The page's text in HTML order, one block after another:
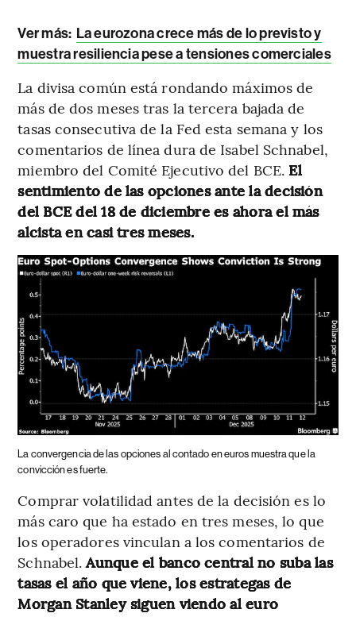
Ver más: La eurozona crece más de lo previsto y
muestra resiliencia pese a tensiones comerciales
La divisa común está rondando máximos de
más de dos meses tras la tercera bajada de
tasas consecutiva de la Fed esta semana y los
comentarios de línea dura de Isabel Schnabel,
miembro del Comité Ejecutivo del BCE. El
sentimiento de las opciones ante la decisión
del BCE del 18 de diciembre es ahora el más
alcista en casi tres meses.
La convergencia de las opciones al contado en euros muestra que la
convicción es fuerte.
Comprar volatilidad antes de la decisión es lo
más caro que ha estado en tres meses, lo que
los operadores vinculan a los comentarios de
Schnabel.Aunque el banco central no suba las
tasas el año que viene, los estrategas de
Morgan Stanley siguen viendo al euro